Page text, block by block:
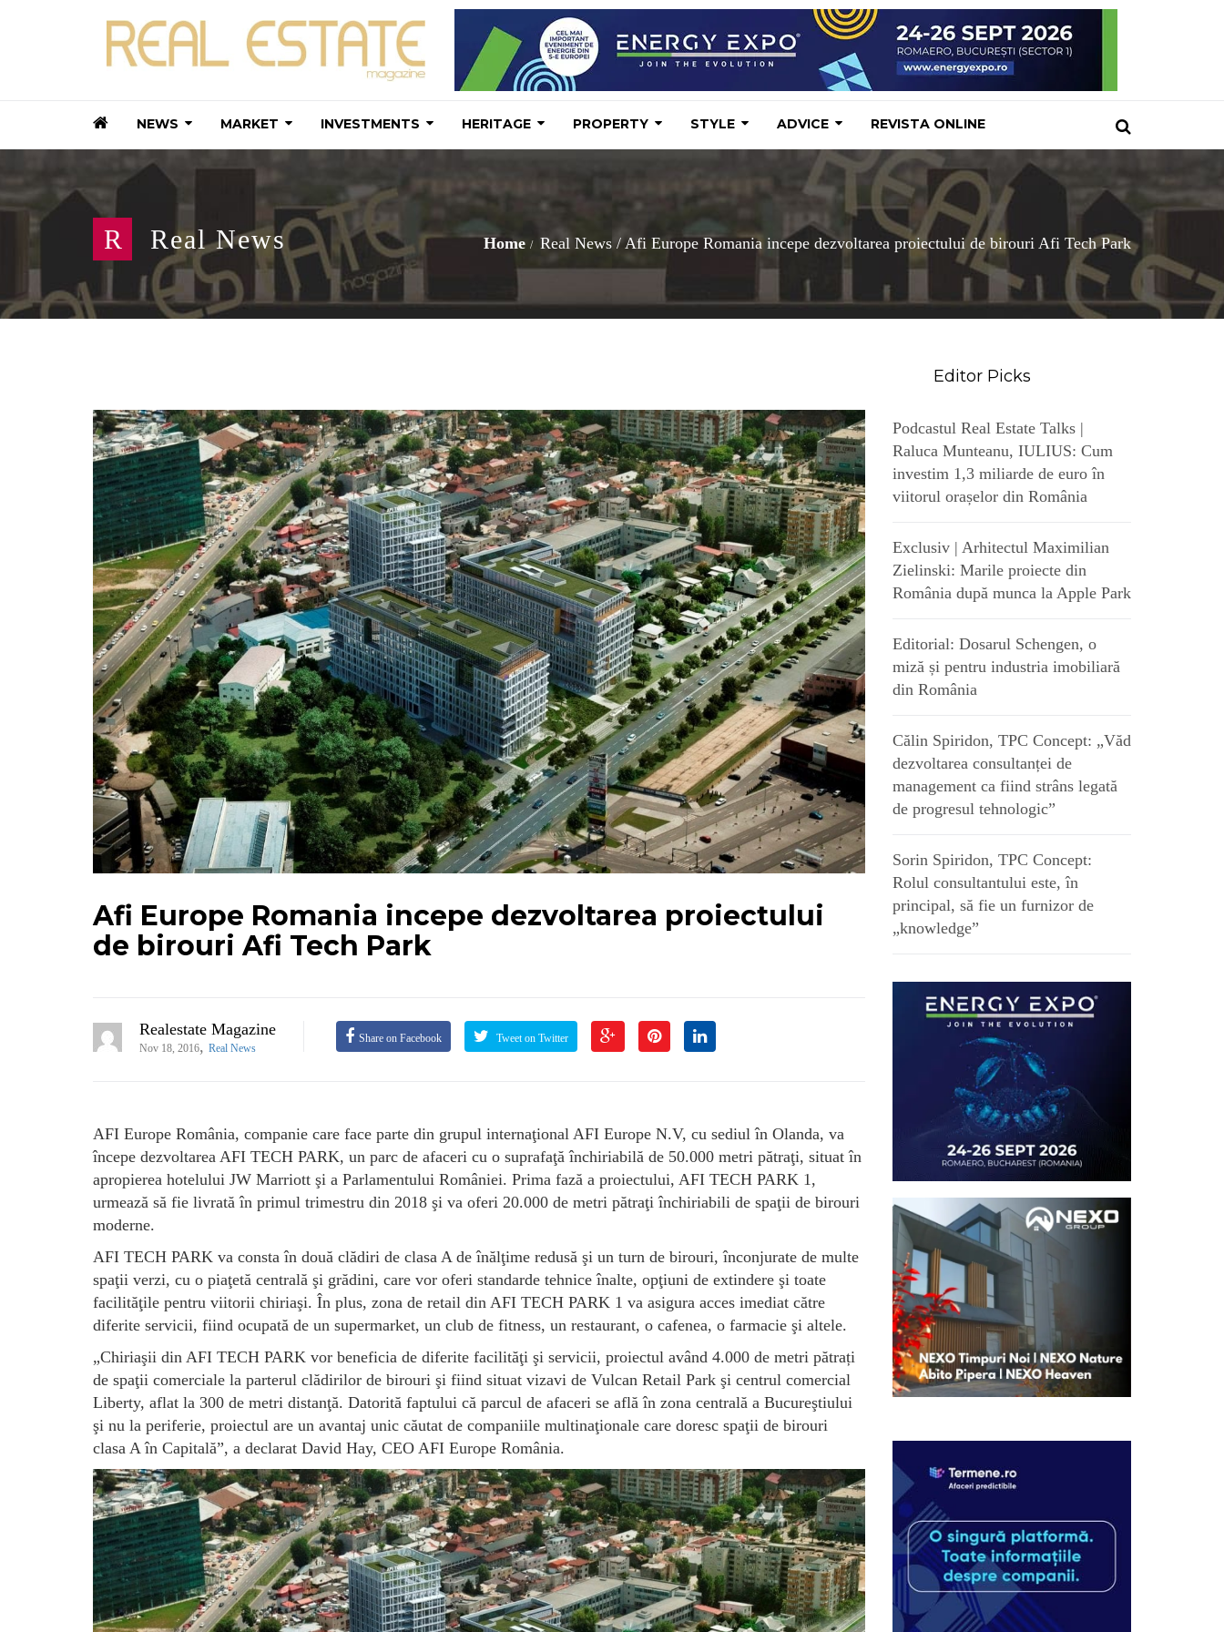
NEWS MARKET INVESTMENTS HERITAGE PROPERTY STYLE ADVICE REVISTA ONLINE
R Real News Home Real News /Afi Europe Romania incepe dezvoltarea proiectului de birouri Afi Tech Park
Afi Europe Romania incepe dezvoltarea proiectului
de birouri Afi Tech Park
Realestate Magazine
Nov 18, 2016, Real News
Share on Facebook Tweet on Twitter
AFI Europe România, companie care face parte din grupul internaţional AFI Europe N.V, cu sediul în Olanda, va
începe dezvoltarea AFI TECH PARK, un parc de afaceri cu o suprafaţă închiriabilă de 50.000 metri pătraţi, situat în
apropierea hotelului JW Marriott şi a Parlamentului României. Prima fază a proiectului, AFI TECH PARK 1,
urmează să fie livrată în primul trimestru din 2018 şi va oferi 20.000 de metri pătraţi închiriabili de spaţii de birouri
moderne.
AFI TECH PARK va consta în două clădiri de clasa A de înălţime redusă şi un turn de birouri, înconjurate de multe
spaţii verzi, cu o piaţetă centrală şi grădini, care vor oferi standarde tehnice înalte, opţiuni de extindere şi toate
facilităţile pentru viitorii chiriaşi. În plus, zona de retail din AFI TECH PARK 1 va asigura acces imediat către
diferite servicii, fiind ocupată de un supermarket, un club de fitness, un restaurant, o cafenea, o farmacie şi altele.
„Chiriaşii din AFI TECH PARK vor beneficia de diferite facilităţi şi servicii, proiectul având 4.000 de metri pătrați
de spaţii comerciale la parterul clădirilor de birouri şi fiind situat vizavi de Vulcan Retail Park şi centrul comercial
Liberty, aflat la 300 de metri distanţă. Datorită faptului că parcul de afaceri se află în zona centrală a Bucureştiului
şi nu la periferie, proiectul are un avantaj unic căutat de companiile multinaţionale care doresc spaţii de birouri
clasa A în Capitală”, a declarat David Hay, CEO AFI Europe România.
Editor Picks
Podcastul Real Estate Talks |
Raluca Munteanu, IULIUS: Cum
investim 1,3 miliarde de euro în
viitorul orașelor din România
Exclusiv | Arhitectul Maximilian
Zielinski: Marile proiecte din
România după munca la Apple Park
Editorial: Dosarul Schengen, o
miză și pentru industria imobiliară
din România
Călin Spiridon, TPC Concept: „Văd
dezvoltarea consultanței de
management ca fiind strâns legată
de progresul tehnologic”
Sorin Spiridon, TPC Concept:
Rolul consultantului este, în
principal, să fie un furnizor de
„knowledge”